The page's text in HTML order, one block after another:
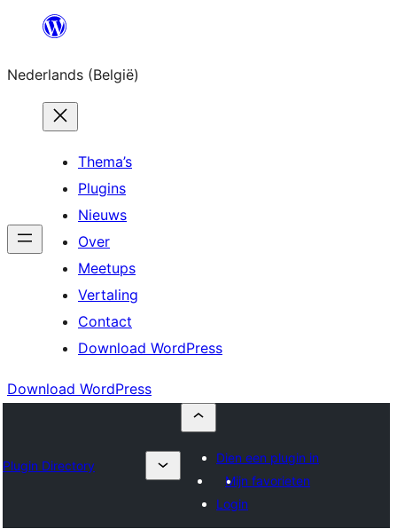
Spring
de
inhoud
Nederlands (België)
Thema’s
Plugins
Nieuws
Over
Meetups
Vertaling
Contact
Download WordPress
Download WordPress
Plugin Directory
Dien een plugin in
Mijn favorieten
Login